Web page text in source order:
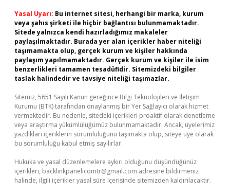
Yasal Uyarı: Bu internet sitesi, herhangi bir marka, kurum
veya şahıs şirketi ile hiçbir bağlantısı bulunmamaktadır.
Sitede yalnızca kendi hazırladığımız makaleler
paylaşılmaktadır. Burada yer alan içerikler haber niteliği
taşımamakta olup, gerçek kurum ve kişiler hakkında
paylaşım yapılmamaktadır. Gerçek kurum ve kişiler ile isim
benzerlikleri tamamen tesadüfidir. Sitemizdeki bilgiler
taslak halindedir ve tavsiye niteliği taşımazlar.
Sitemiz, 5651 Sayılı Kanun gereğince Bilgi Teknolojileri ve İletişim
Kurumu (BTK) tarafından onaylanmış bir Yer Sağlayıcı olarak hizmet
vermektedir. Bu nedenle, sitedeki içerikleri proaktif olarak denetleme
veya araştırma yükümlülüğümüz bulunmamaktadır. Ancak, üyelerimiz
yazdıkları içeriklerin sorumluluğunu taşımakta olup, siteye üye olarak
bu sorumluluğu kabul etmiş sayılırlar.
Hukuka ve yasal düzenlemelere aykırı olduğunu düşündüğünüz
içerikleri, backlinkpanelicomtr@gmail.com adresine bildirmeniz
halinde, ilgili içerikler yasal süre içerisinde sitemizden kaldırılacaktır.